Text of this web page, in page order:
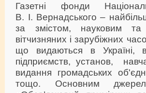
Газетні фонди
В. І. Вернадського –
за змістом, науковим та
вітчизняних і зарубіжних
що видаються в Україні,
підприємств, установ,
видання громадських
тощо. Основним